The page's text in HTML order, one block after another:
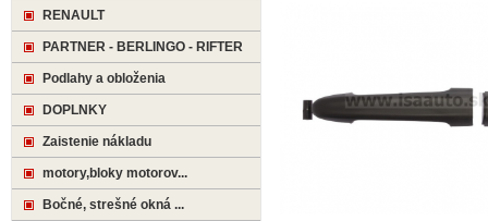
RENAULT
PARTNER - BERLINGO - RIFTER
Podlahy a obloženia
DOPLNKY
Zaistenie nákladu
motory,bloky motorov...
Bočné, strešné okná ...